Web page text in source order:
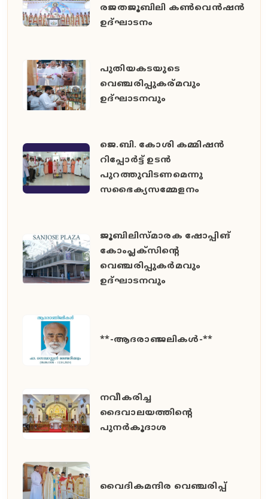
രജതജൂബിലി കൺവെൻഷൻ
ഉദ്ഘാടനം
പുതിയകടയുടെ
വെഞ്ചരിപ്പുകര്മവും
ഉദ്‌ഘാടനവും
ജെ.ബി. കോശി കമ്മിഷൻ
റിപ്പോർട്ട് ഉടൻ
പുറത്തുവിടണമെന്നു
സഭൈക്യസമ്മേളനം
ജൂബിലിസ്മാരക ഷോപ്പിങ്
കോംപ്ലക്സിന്റെ
വെഞ്ചരിപ്പുകർമവും
ഉദ്ഘാടനവും
**-ആദരാഞ്ജലികൾ-**
നവീകരിച്ച
ദൈവാലയത്തിന്റെ
പുനർകൂദാശ
വൈദികമന്ദിര വെഞ്ചരിപ്പ്